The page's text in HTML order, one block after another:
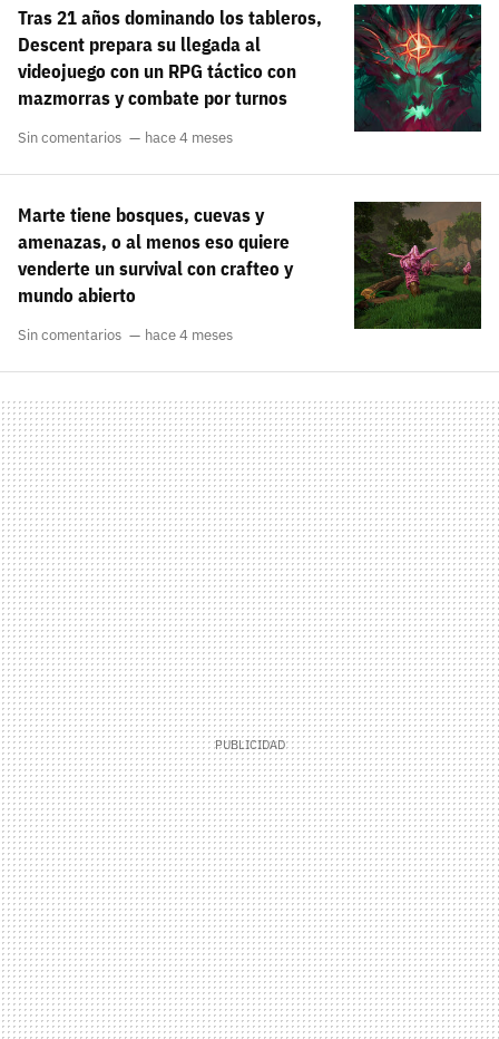
Tras 21 años dominando los tableros,
Descent prepara su llegada al
videojuego con un RPG táctico con
mazmorras y combate por turnos
Sin comentarios hace 4 meses
Marte tiene bosques, cuevas y
amenazas, o al menos eso quiere
venderte un survival con crafteo y
mundo abierto
Sin comentarios hace 4 meses